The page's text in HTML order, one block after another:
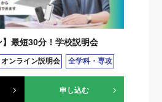
】最短30分！学校説明会
オンライン説明会 全学科・専攻
申し込む